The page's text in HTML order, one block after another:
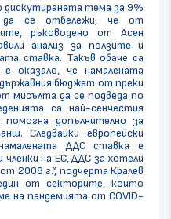
тема за 9%
се отбележи, че от
ръководено от Асен
анализ за ползите и
ставка. Такъв обаче са
оказало, че намалената
бюджет от преки
мисълта да се подведа по
са най-сенчестия
допълнително за
Следвайки европейски
ДДС ставка е
на ЕС, ДДС за хотели
2008 г.“, подчерта Кралев
от секторите, които
на пандемията от COVID-